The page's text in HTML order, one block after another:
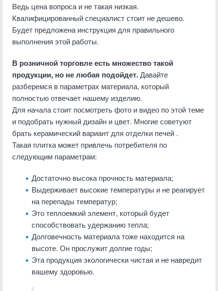
Ведь цена вопроса и не такая низкая.
Квалифицированный специалист стоит не дешево.
Будет предложена инструкция для правильного
выполнения этой работы.
В розничной торговле есть множество такой
продукции, но не любая подойдет.Давайте
разберемся в параметрах материала, который
полностью отвечает нашему изделию.
Для начала стоит посмотреть фото и видео по этой теме
и подобрать нужный дизайн и цвет. Многие советуют
брать керамический вариант для отделки печей .
Такая плитка может привлечь потребителя по
следующим параметрам:
Достаточно высока прочность материала;
Выдерживает высокие температуры и не реагирует
на перепады температур;
Это теплоемкий элемент, который будет
способствовать удержанию тепла;
Долговечность материала тоже находится на
высоте. Он прослужит долгие годы;
Эта продукция экологически чистая и не навредит
вашему здоровью.